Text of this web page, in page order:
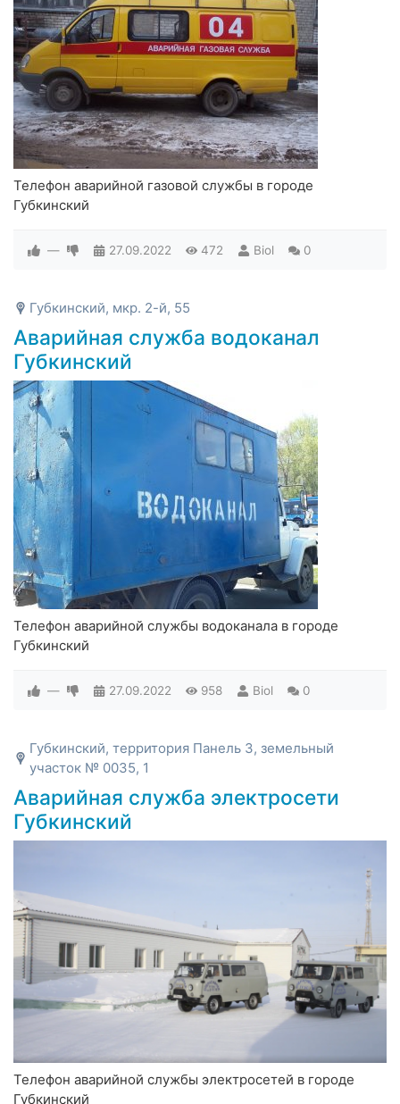
Телефон аварийной газовой службы в городе
Губкинский
— 27.09.2022 472 Biol 0
Губкинский, мкр. 2-й, 55
Аварийная служба водоканал
Губкинский
Телефон аварийной службы водоканала в городе
Губкинский
— 27.09.2022 958 Biol 0
Губкинский, территория Панель 3, земельный
участок № 0035, 1
Аварийная служба электросети
Губкинский
Телефон аварийной службы электросетей в городе
Губкинский